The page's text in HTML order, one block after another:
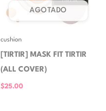
AGOTADO
cushion
[TIRTIR] MASK FIT TIRTIR
(ALL COVER)
$25.00